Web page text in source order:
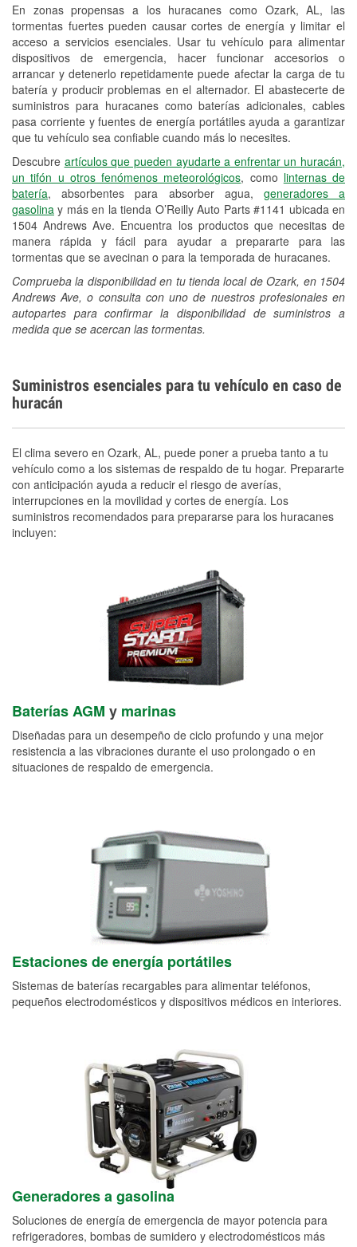
En zonas propensas a los huracanes como Ozark, AL, las
tormentas fuertes pueden causar cortes de energía y limitar el
acceso a servicios esenciales. Usar tu vehículo para alimentar
dispositivos de emergencia, hacer funcionar accesorios o
arrancar y detenerlo repetidamente puede afectar la carga de tu
batería y producir problemas en el alternador. El abastecerte de
suministros para huracanes como baterías adicionales, cables
pasa corriente y fuentes de energía portátiles ayuda a garantizar
que tu vehículo sea confiable cuando más lo necesites.
Descubre artículos que pueden ayudarte a enfrentar un huracán,
un tifón u otros fenómenos meteorológicos, como linternas de
batería, absorbentes para absorber agua, generadores a
gasolina y más en la tienda O’Reilly Auto Parts #1141 ubicada en
1504 Andrews Ave. Encuentra los productos que necesitas de
manera rápida y fácil para ayudar a prepararte para las
tormentas que se avecinan o para la temporada de huracanes.
Comprueba la disponibilidad en tu tienda local de Ozark, en 1504
Andrews Ave, o consulta con uno de nuestros profesionales en
autopartes para confirmar la disponibilidad de suministros a
medida que se acercan las tormentas.
Rectificación de tambores y discos de
freno
Mangueras hidráulicas a la medida
Hurricane Supplies
Conoce más
Suministros esenciales para tu vehículo en caso de
huracán
El clima severo en Ozark, AL, puede poner a prueba tanto a tu
vehículo como a los sistemas de respaldo de tu hogar. Prepararte
con anticipación ayuda a reducir el riesgo de averías,
interrupciones en la movilidad y cortes de energía. Los
suministros recomendados para prepararse para los huracanes
incluyen:
Baterías AGM y marinas
Diseñadas para un desempeño de ciclo profundo y una mejor
resistencia a las vibraciones durante el uso prolongado o en
situaciones de respaldo de emergencia.
Estaciones de energía portátiles
Sistemas de baterías recargables para alimentar teléfonos,
pequeños electrodomésticos y dispositivos médicos en interiores.
Generadores a gasolina
Soluciones de energía de emergencia de mayor potencia para
refrigeradores, bombas de sumidero y electrodomésticos más